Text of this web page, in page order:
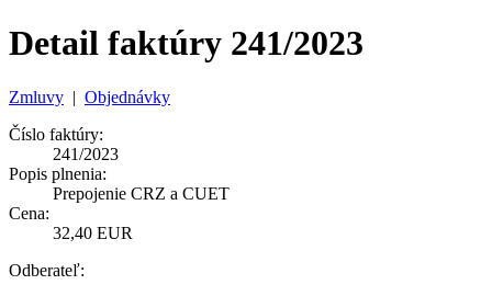
Detail faktúry 241/2023
Zmluvy | Objednávky
Číslo faktúry:
241/2023
Popis plnenia:
Prepojenie CRZ a CUET
Cena:
32,40 EUR
Odberateľ: